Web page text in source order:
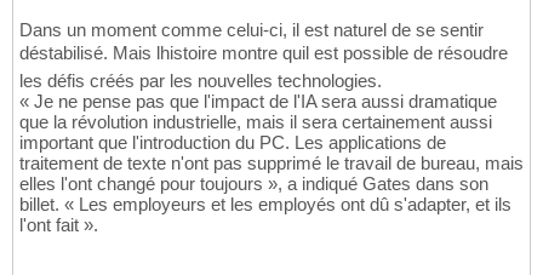
Dans un moment comme celui-ci, il est naturel de se sentir
déstabilisé. Mais lhistoire montre quil est possible de résoudre
les défis créés par les nouvelles technologies.
« Je ne pense pas que l'impact de l'IA sera aussi dramatique
que la révolution industrielle, mais il sera certainement aussi
important que l'introduction du PC. Les applications de
traitement de texte n'ont pas supprimé le travail de bureau, mais
elles l'ont changé pour toujours », a indiqué Gates dans son
billet. « Les employeurs et les employés ont dû s'adapter, et ils
l'ont fait ».